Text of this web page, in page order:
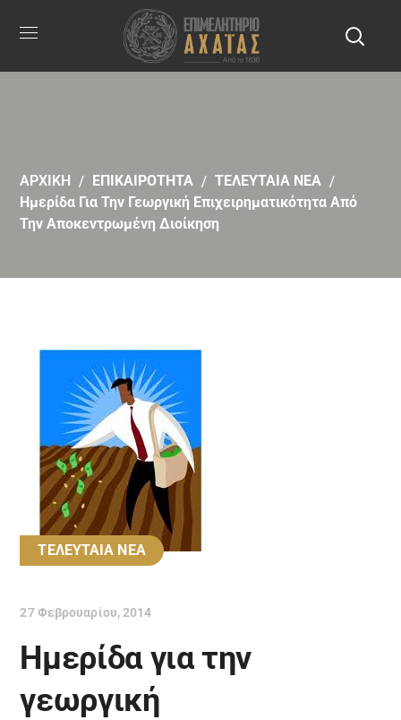
ΑΡΧΙΚΗ ΕΠΙΚΑΙΡΟΤΗΤΑ
ΤΕΛΕΥΤΑΙΑ ΝΕΑ
Ημερίδα Για Την Γεωργική Επιχειρηματικότητα Από
Την Αποκεντρωμένη Διοίκηση
ΤΕΛΕΥΤΑΙΑ ΝΕΑ
27 Φεβρουαρίου, 2014
Ημερίδα για την
γεωργική